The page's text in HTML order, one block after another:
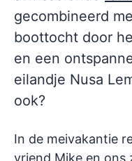
gecombineerd
boottocht door
en een
eilandje Nusa
ook?
In de meivakantie
vriend Mike en ons